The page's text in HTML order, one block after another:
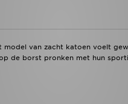
van zacht katoen voelt
de borst pronken met hun